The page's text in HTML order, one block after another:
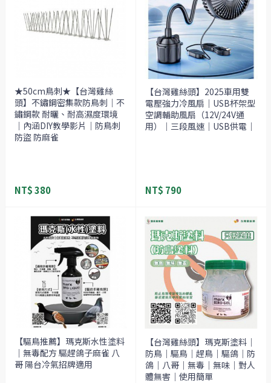
★50cm鳥刺★【台灣雞絲
頭】不鏽鋼密集款防鳥刺｜不
鏽鋼款 耐曬、耐高濕度環境
｜內涵DIY教學影片｜防鳥刺
防盜 防麻雀
NT$ 380
【台灣雞絲頭】2025車用雙
電壓強力冷風扇｜USB杯架型
空調輔助風扇（12V/24V通
用）｜三段風速｜USB供電｜
NT$ 790
【驅鳥推薦】瑪克斯水性塗料
｜無毒配方 驅趕鴿子麻雀 八
哥 陽台冷氣招牌適用
【台灣雞絲頭】瑪克斯塗料｜
防鳥｜驅鳥｜趕鳥｜驅鴿｜防
鴿｜八哥｜無毒｜無味｜對人
體無害｜使用簡單